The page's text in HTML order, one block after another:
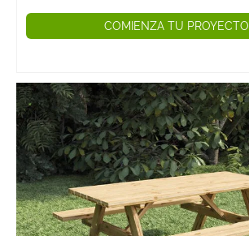
COMIENZA TU PROYECTO